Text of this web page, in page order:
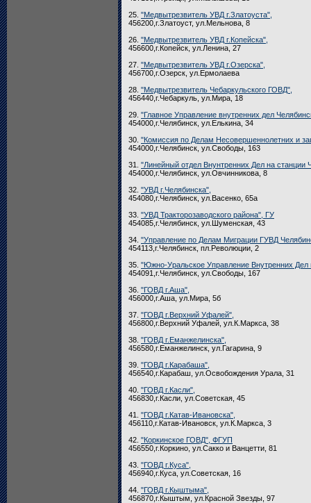
25. "Медвытрезвитель УВД г.Златоуста",
456200,г.Златоуст, ул.Мельнова, 8
26. "Медвытрезвитель УВД г.Копейска",
456600,г.Копейск, ул.Ленина, 27
27. "Медвытрезвитель УВД г.Озерска",
456700,г.Озерск, ул.Ермолаева
28. "Медвытрезвитель Чебаркульского ГОВД",
456440,г.Чебаркуль, ул.Мира, 18
29. "Главное Управление внутренних дел
454000,г.Челябинск, ул.Елькина, 34
30. "Комиссия по Делам Несовершеннолетних и
454000,г.Челябинск, ул.Свободы, 163
31. "Линейный отдел Внунтренних Дел на станции
454000,г.Челябинск, ул.Овчинникова, 8
32. "УВД г.Челябинска",
454080,г.Челябинск, ул.Васенко, 65а
33. "УВД Тракторозаводского района", ГУ
454085,г.Челябинск, ул.Шуменская, 43
34. "Управление по Делам Миграции ГУВД
454113,г.Челябинск, пл.Революции, 2
35. "Южно-Уральское Управление Внутренних Дел
454091,г.Челябинск, ул.Свободы, 167
36. "ГОВД г.Аша",
456000,г.Аша, ул.Мира, 5б
37. "ГОВД г.Верхний Уфалей",
456800,г.Верхний Уфалей, ул.К.Маркса, 38
38. "ГОВД г.Еманжелинска",
456580,г.Еманжелинск, ул.Гагарина, 9
39. "ГОВД г.Карабаша",
456540,г.Карабаш, ул.Освобождения Урала, 31
40. "ГОВД г.Касли",
456830,г.Касли, ул.Советская, 45
41. "ГОВД г.Катав-Ивановска",
456110,г.Катав-Ивановск, ул.К.Маркса, 3
42. "Коркинское ГОВД", ФГУП
456550,г.Коркино, ул.Сакко и Ванцетти, 81
43. "ГОВД г.Куса",
456940,г.Куса, ул.Советская, 16
44. "ГОВД г.Кыштыма",
456870,г.Кыштым, ул.Красной Звезды, 97